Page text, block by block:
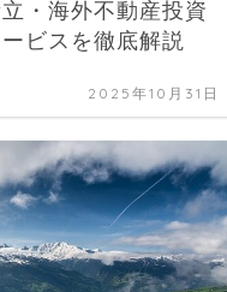
・海外不動産投資
ビスを徹底解説
2025年10月31日